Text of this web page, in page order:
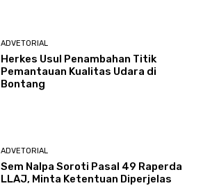
ADVETORIAL
Herkes Usul Penambahan Titik
Pemantauan Kualitas Udara di
Bontang
ADVETORIAL
Sem Nalpa Soroti Pasal 49 Raperda
LLAJ, Minta Ketentuan Diperjelas